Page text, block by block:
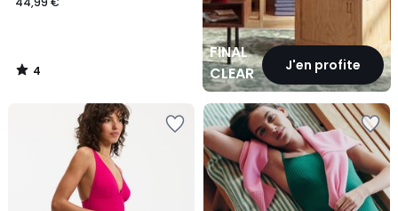
4
/
FINAL
CLEARANCEJ'en profite